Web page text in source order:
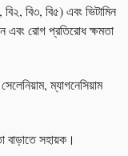
বি২, বি৩, বি৫) এবং ভিটামিন
এবং রোগ প্রতিরোধ ক্ষমতা
ম্যাগনেসিয়াম
বাড়াতে সহায়ক।